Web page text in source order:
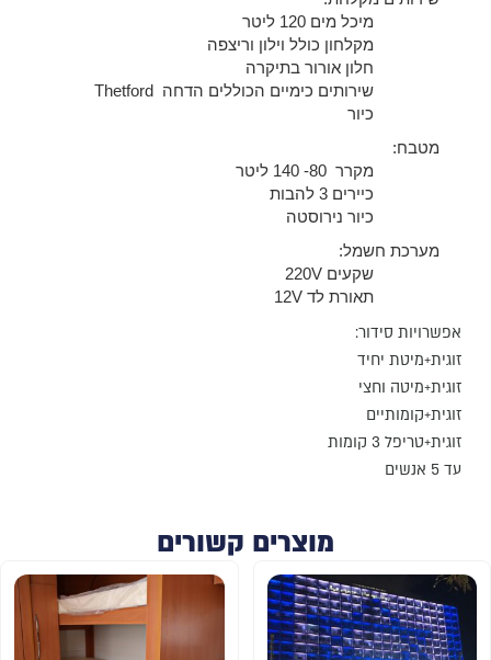
מיכל מים 120 ליטר
מקלחון כולל וילון וריצפה
חלון אורור בתיקרה
שירותים כימיים הכוללים הדחה Thetford
כיור
מטבח:
מקרר 80- 140 ליטר
כיירים 3 להבות
כיור נירוסטה
מערכת חשמל:
שקעים V
220
תאורת לד 12V
אפשרויות סידור:
זוגית+מיטת יחיד
זוגית+מיטה וחצי
זוגית+קומותיים
זוגית+טריפל 3 קומות
עד 5 אנשים
מוצרים קשורים